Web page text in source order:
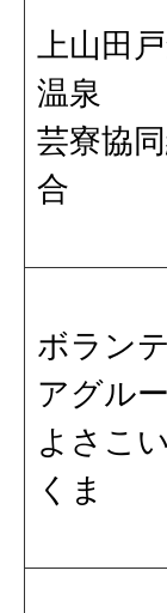
上山田
温泉
芸寮協
合
ボラン
アグル
よさこ
くま